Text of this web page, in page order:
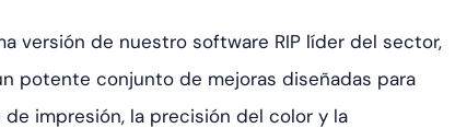
versión de nuestro software RIP líder del sector,
potente conjunto de mejoras diseñadas para
impresión, la precisión del color y la